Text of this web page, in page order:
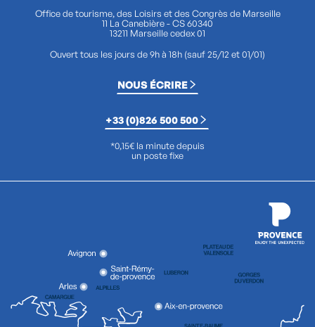
Office de tourisme, des Loisirs et des Congrès de Marseille
11 La Canebière - CS 60340
13211 Marseille cedex 01
Ouvert tous les jours de 9h à 18h (sauf 25/12 et 01/01)
NOUS ÉCRIRE
+33 (0)826 500 500
*0,15€ la minute depuis
un poste fixe